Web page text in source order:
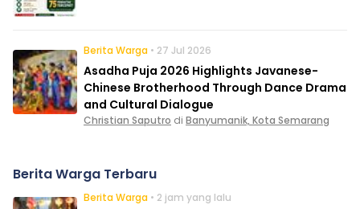
Berita Warga • 27 Jul 2026
Asadha Puja 2026 Highlights Javanese-
Chinese Brotherhood Through Dance Drama
and Cultural Dialogue
Christian Saputro di Banyumanik, Kota Semarang
Berita Warga Terbaru
Berita Warga • 2 jam yang lalu